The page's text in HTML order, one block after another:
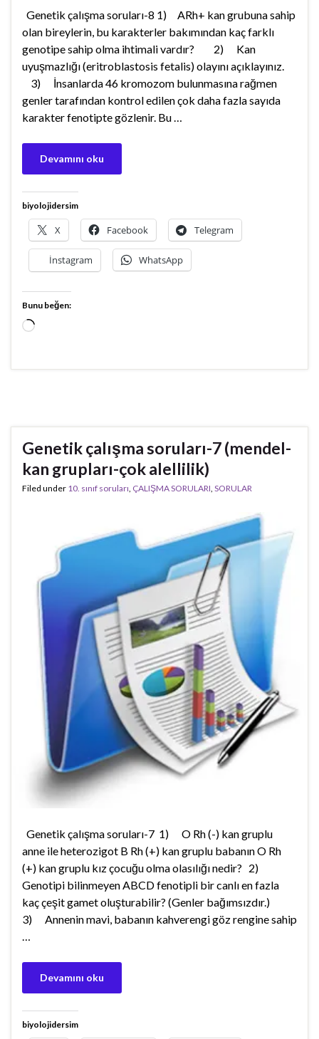
Genetik çalışma soruları-8 1) ARh+ kan grubuna sahip
olan bireylerin, bu karakterler bakımından kaç farklı
genotipe sahip olma ihtimali vardır? 2) Kan
uyuşmazlığı (eritroblastosis fetalis) olayını açıklayınız.
3) İnsanlarda 46 kromozom bulunmasına rağmen
genler tarafından kontrol edilen çok daha fazla sayıda
karakter fenotipte gözlenir. Bu …
Devamını oku
biyolojidersim
X Facebook Telegram
İnstagram WhatsApp
Bunu beğen:
Yükleniyor...
Genetik çalışma soruları-7 (mendel-
kan grupları-çok alellilik)
Filed under 10. sınıf soruları, ÇALIŞMA SORULARI, SORULAR
Genetik çalışma soruları-7 1) O Rh (-) kan gruplu
anne ile heterozigot B Rh (+) kan gruplu babanın O Rh
(+) kan gruplu kız çocuğu olma olasılığı nedir? 2)
Genotipi bilinmeyen ABCD fenotipli bir canlı en fazla
kaç çeşit gamet oluşturabilir? (Genler bağımsızdır.)
3) Annenin mavi, babanın kahverengi göz rengine sahip
…
Devamını oku
biyolojidersim